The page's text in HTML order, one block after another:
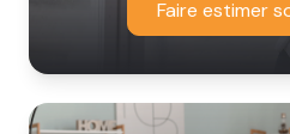
Faire estimer